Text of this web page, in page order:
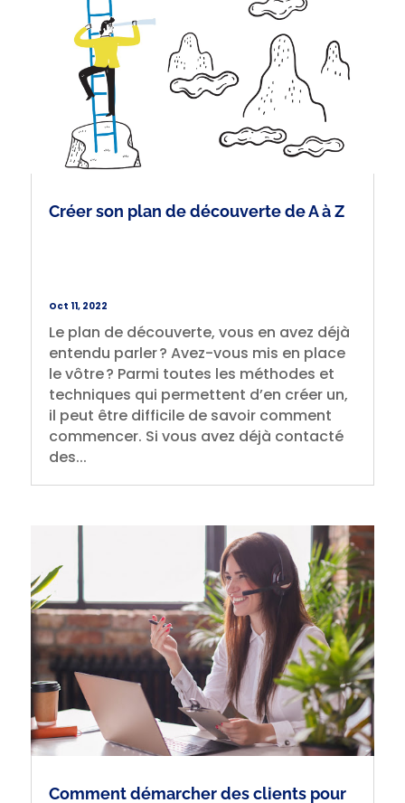
Créer son plan de découverte de A à Z
Oct 11, 2022
Le plan de découverte, vous en avez déjà
entendu parler ? Avez-vous mis en place
le vôtre ? Parmi toutes les méthodes et
techniques qui permettent d’en créer un,
il peut être difficile de savoir comment
commencer. Si vous avez déjà contacté
des...
Comment démarcher des clients pour